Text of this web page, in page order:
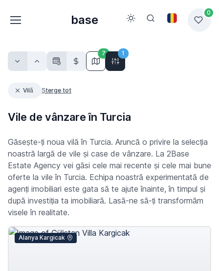
base
0
7 1
Vilă Șterge tot
Vile de vânzare în Turcia
Găsește-ți noua vilă în Turcia. Aruncă o privire la selecția
noastră largă de vile și case de vânzare. La 2Base
Estate Agency vei găsi cele mai recente și cele mai bune
oferte la vile în Turcia. Echipa noastră experimentată de
agenți imobiliari este gata să te ajute înainte, în timpul și
după investiția ta imobiliară. Lasă-ne să-ți transformăm
visele în realitate.
Alanya Kargicak